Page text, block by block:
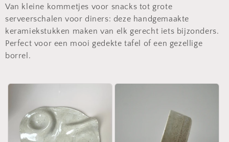
l
l
e
c
t
i
Van kleine kommetjes voor snacks tot grote
serveerschalen voor diners: deze handgemaakte
keramiekstukken maken van elk gerecht iets bijzonders.
Perfect voor een mooi gedekte tafel of een gezellige
borrel.